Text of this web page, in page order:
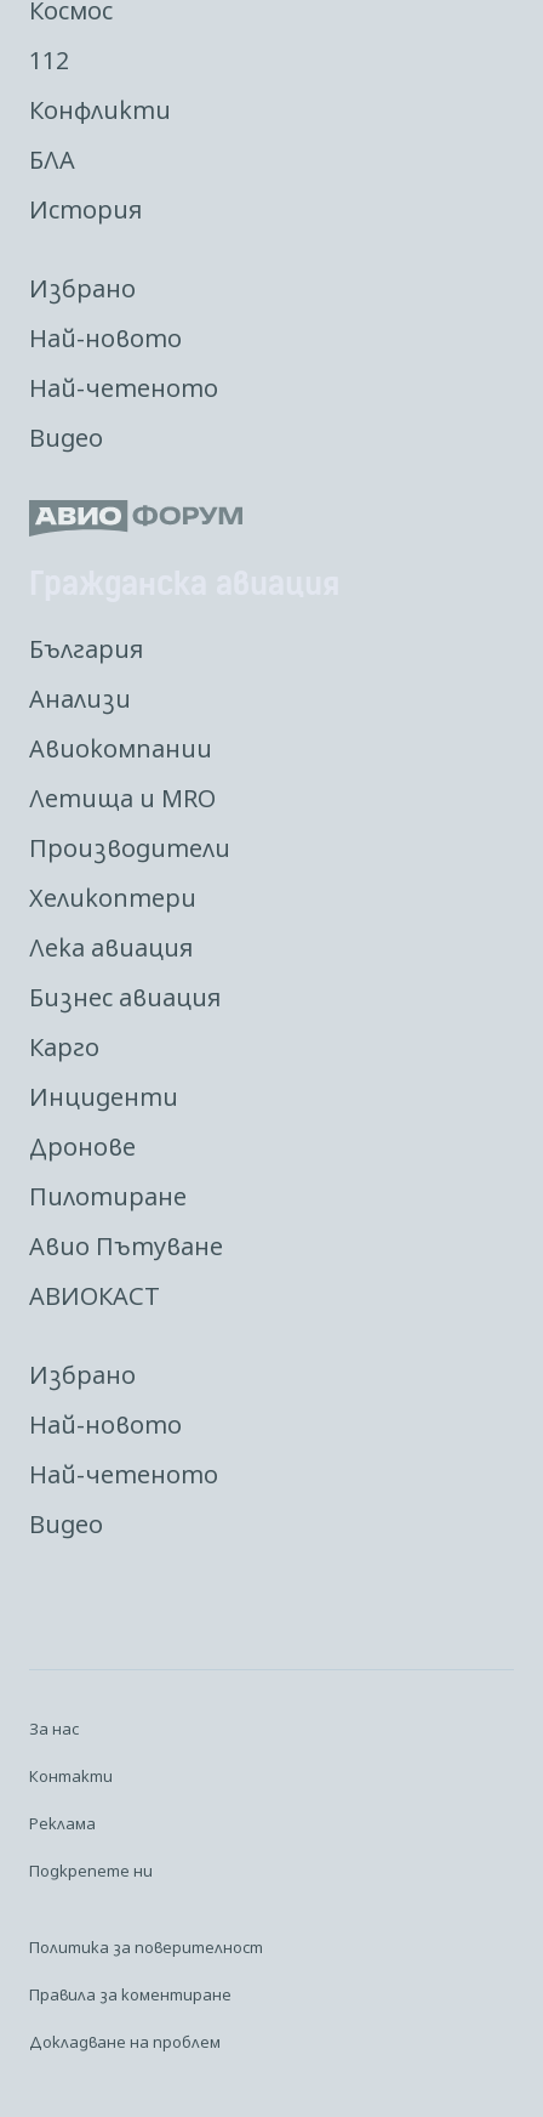
Космос
112
Конфликти
БЛА
История
Избрано
Най-новото
Най-четеното
Видео
България
Анализи
Авиокомпании
Летища и MRO
Производители
Хеликоптери
Лека авиация
Бизнес авиация
Карго
Инциденти
Дронове
Пилотиране
Авио Пътуване
АВИОКАСТ
Избрано
Най-новото
Най-четеното
Видео
За нас
Контакти
Реклама
Подкрепете ни
Политика за поверителност
Правила за коментиране
Докладване на проблем